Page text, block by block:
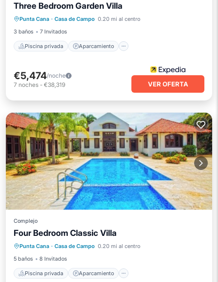
Three Bedroom Garden Villa
Punta Cana · Casa de Campo 0.20 mi al centro
3 baños
7 Invitados
Piscina privada Aparcamiento
Piscina privada
Aparcamiento
Piscina
Balcón/Terraza
€5,474/noche
7 noches - €38,319 VER OFERTA
Complejo
Four Bedroom Classic Villa
Punta Cana · Casa de Campo 0.20 mi al centro
5 baños
8 Invitados
Piscina privada Aparcamiento
Piscina privada
Aparcamiento
Piscina
Balcón/Terraza